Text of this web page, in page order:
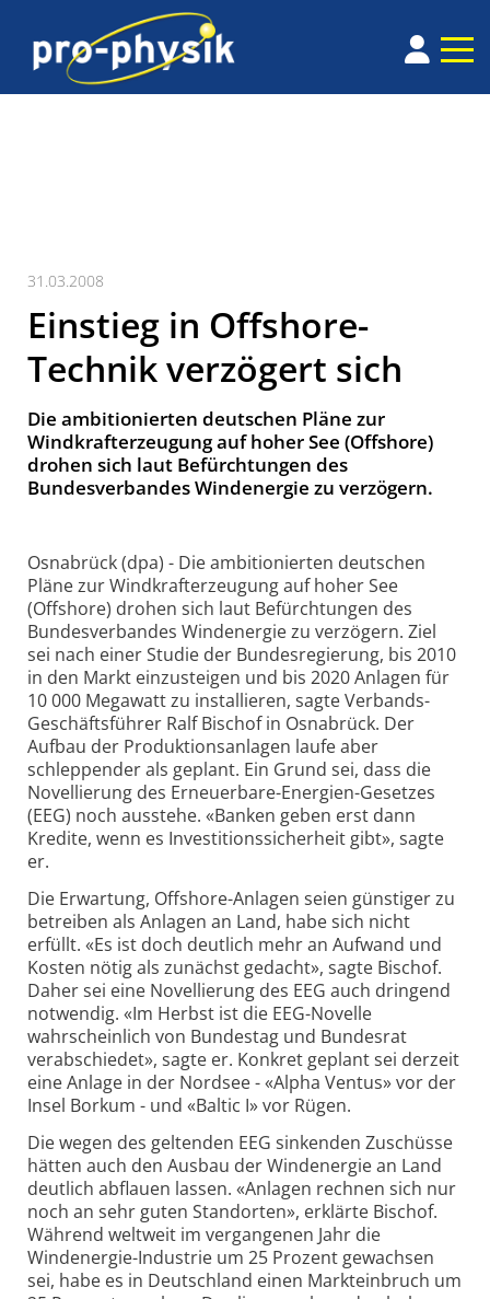
31.03.2008
Einstieg in Offshore-
Technik verzögert sich
Die ambitionierten deutschen Pläne zur
Windkrafterzeugung auf hoher See (Offshore)
drohen sich laut Befürchtungen des
Bundesverbandes Windenergie zu verzögern.
Osnabrück (dpa) - Die ambitionierten deutschen
Pläne zur Windkrafterzeugung auf hoher See
(Offshore) drohen sich laut Befürchtungen des
Bundesverbandes Windenergie zu verzögern. Ziel
sei nach einer Studie der Bundesregierung, bis 2010
in den Markt einzusteigen und bis 2020 Anlagen für
10 000 Megawatt zu installieren, sagte Verbands-
Geschäftsführer Ralf Bischof in Osnabrück. Der
Aufbau der Produktionsanlagen laufe aber
schleppender als geplant. Ein Grund sei, dass die
Novellierung des Erneuerbare-Energien-Gesetzes
(EEG) noch ausstehe. «Banken geben erst dann
Kredite, wenn es Investitionssicherheit gibt», sagte
er.
Die Erwartung, Offshore-Anlagen seien günstiger zu
betreiben als Anlagen an Land, habe sich nicht
erfüllt. «Es ist doch deutlich mehr an Aufwand und
Kosten nötig als zunächst gedacht», sagte Bischof.
Daher sei eine Novellierung des EEG auch dringend
notwendig. «Im Herbst ist die EEG-Novelle
wahrscheinlich von Bundestag und Bundesrat
verabschiedet», sagte er. Konkret geplant sei derzeit
eine Anlage in der Nordsee - «Alpha Ventus» vor der
Insel Borkum - und «Baltic I» vor Rügen.
Die wegen des geltenden EEG sinkenden Zuschüsse
hätten auch den Ausbau der Windenergie an Land
deutlich abflauen lassen. «Anlagen rechnen sich nur
noch an sehr guten Standorten», erklärte Bischof.
Während weltweit im vergangenen Jahr die
Windenergie-Industrie um 25 Prozent gewachsen
sei, habe es in Deutschland einen Markteinbruch um